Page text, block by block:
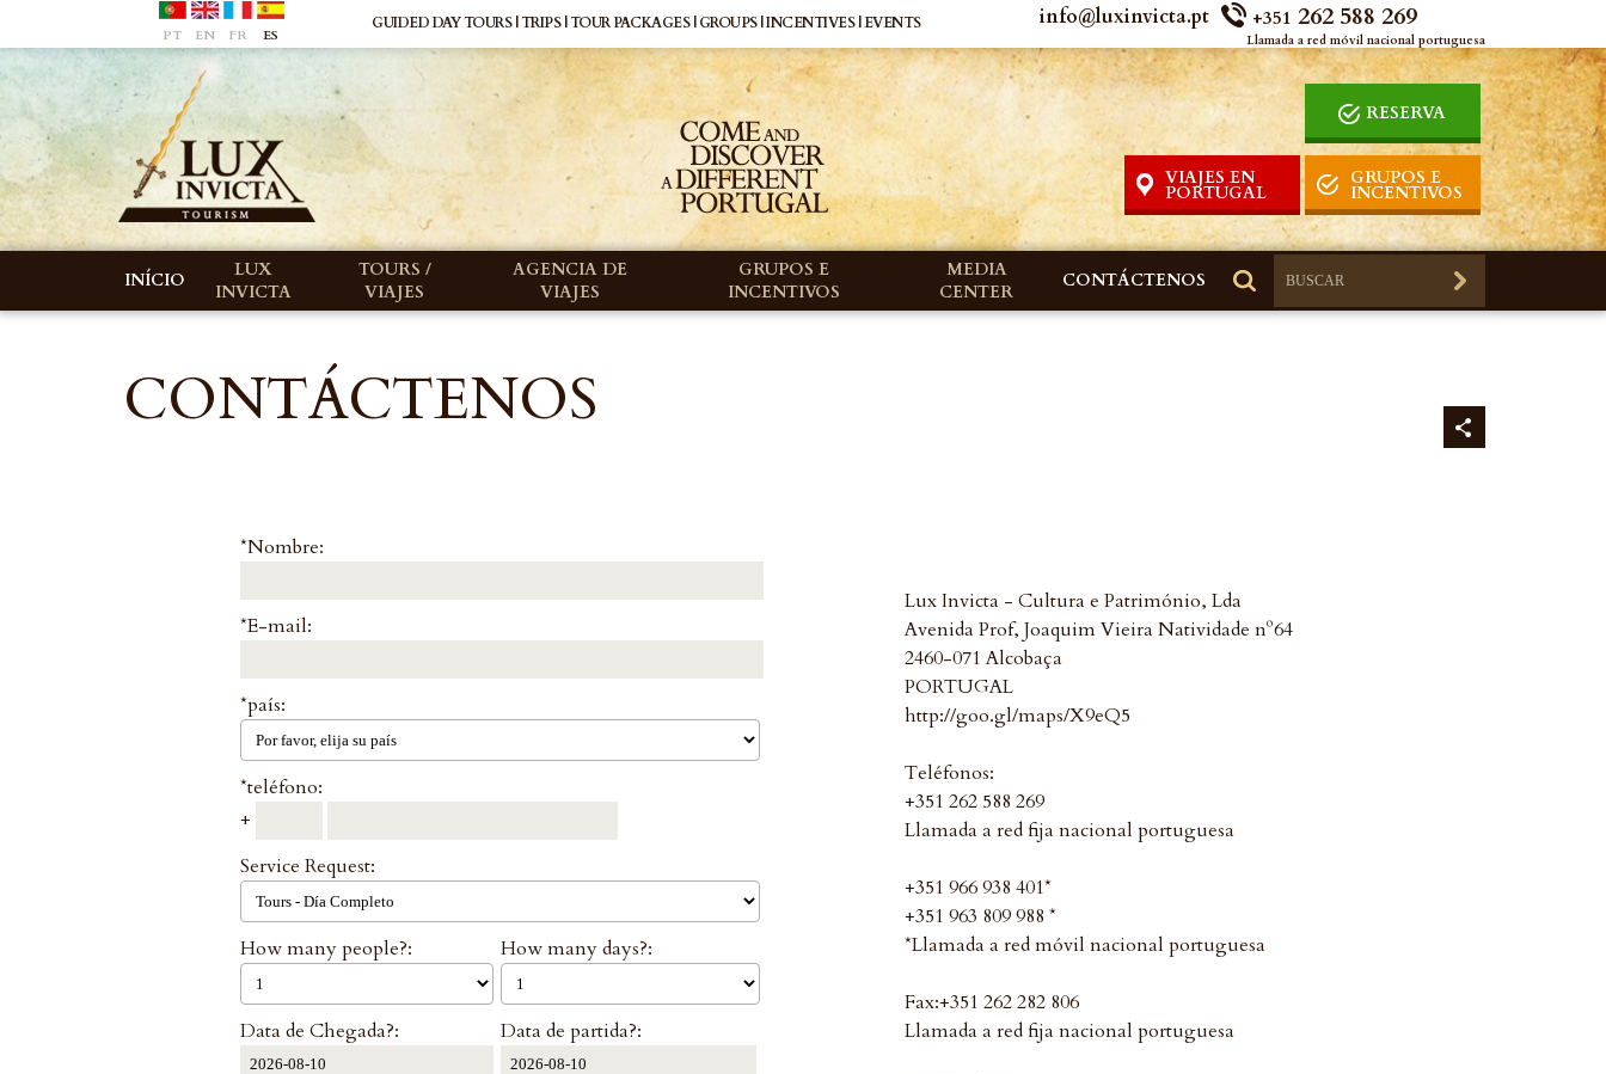
PT EN FR ES
GUIDED DAY TOURS | TRIPS | TOUR PACKAGES | GROUPS | INCENTIVES | EVENTS info@luxinvicta.pt +351 262 588 269
Llamada a red móvil nacional portuguesa
RESERVA
VIAJES EN
PORTUGAL
GRUPOS E
INCENTIVOS
INÍCIO
LUX
INVICTA
TOURS /
VIAJES
AGENCIA DE
VIAJES
GRUPOS E
INCENTIVOS
MEDIA
CENTER
CONTÁCTENOS
CONTÁCTENOS
*Nombre:
*E-mail:
*país:
*teléfono:
+
Service Request:
How many people?: How many days?:
Data de Chegada?: Data de partida?:
Lux Invicta - Cultura e Património, Lda
Avenida Prof, Joaquim Vieira Natividade nº64
2460-071 Alcobaça
PORTUGAL
http://goo.gl/maps/X9eQ5
Teléfonos:
+351 262 588 269
Llamada a red fija nacional portuguesa
+351 966 938 401*
+351 963 809 988 *
*Llamada a red móvil nacional portuguesa
Fax:+351 262 282 806
Llamada a red fija nacional portuguesa